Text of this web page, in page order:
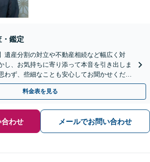
鑑定
遺産分割の対立や不動産相続など幅広く対
し、お気持ちに寄り添って本音を引き出しま
わず、些細なことも安心してお聞かせくださ
間・休日相談可】
料金表を見る
わせ メールでお問い合わせ